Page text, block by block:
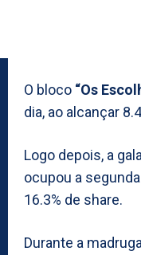
O bloco “Os
dia, ao alcançar
Logo depois, a
ocupou a
16.3% de share.
Durante a